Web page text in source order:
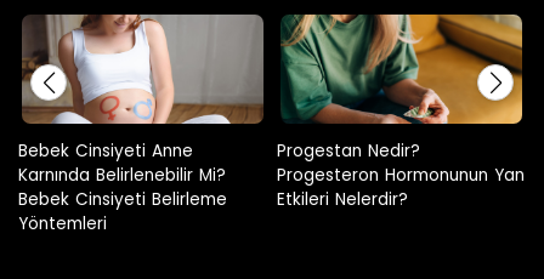
Cinsiyeti Anne
Belirlenebilir Mi?
Cinsiyeti Belirleme
Progestan Nedir?
Progesteron Hormonunun Yan
Etkileri Nelerdir?